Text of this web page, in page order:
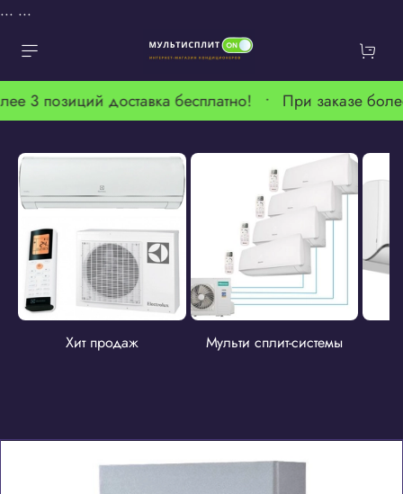
... ...
3 позиций доставка бесплатно! • При заказе
Хит продаж Мульти сплит-системы